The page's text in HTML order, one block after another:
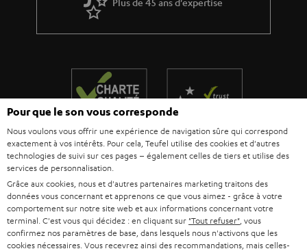
e
Teufel adhère à la Fédération du e-commerce et de la vente à distance (Fevad) et à sa charte
qualité. La Fevad est membre du réseau européen Ecommerce Europe Trustmark.
Pour que le son vous corresponde
Nous voulons vous offrir une expérience de navigation sûre qui correspond
exactement à vos intérêts. Pour cela, Teufel utilise des cookies et d'autres
technologies de suivi sur ces pages – également celles de tiers et utilise des
services de personnalisation.
Grâce aux cookies, nous et d'autres partenaires marketing traitons des
données vous concernant et apprenons ce que vous aimez - grâce à votre
comportement sur notre site web et aux informations concernant votre
terminal. C'est vous qui décidez : en cliquant sur "Tout refuser" , vous
confirmez nos paramètres de base, dans lesquels nous n'activons que les
cookies nécessaires. Vous recevrez ainsi des recommandations, mais celles-